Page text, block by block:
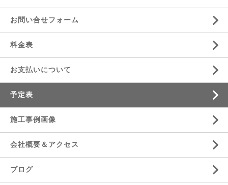
お問い合せフォーム
料金表
お支払いについて
予定表
施工事例画像
会社概要＆アクセス
ブログ